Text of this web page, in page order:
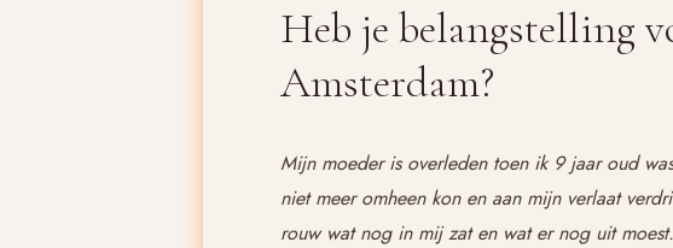
Heb je belangstelling
Amsterdam?
Mijn moeder is overleden toen ik 9 jaar oud
niet meer omheen kon en aan mijn verlaat
rouw wat nog in mij zat en wat er nog uit moest.